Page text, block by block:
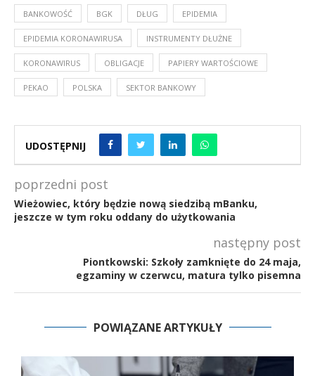
BANKOWOŚĆ BGK DŁUG EPIDEMIA
EPIDEMIA KORONAWIRUSA INSTRUMENTY DŁUŻNE
KORONAWIRUS OBLIGACJE PAPIERY WARTOŚCIOWE
PEKAO POLSKA SEKTOR BANKOWY
UDOSTĘPNIJ
poprzedni post
Wieżowiec, który będzie nową siedzibą mBanku,
jeszcze w tym roku oddany do użytkowania
następny post
Piontkowski: Szkoły zamknięte do 24 maja,
egzaminy w czerwcu, matura tylko pisemna
POWIĄZANE ARTYKUŁY